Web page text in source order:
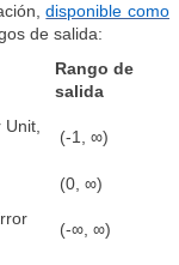
disponible como
de salida:
Rango de
salida
(-1, ∞)
(0, ∞)
(-∞, ∞)